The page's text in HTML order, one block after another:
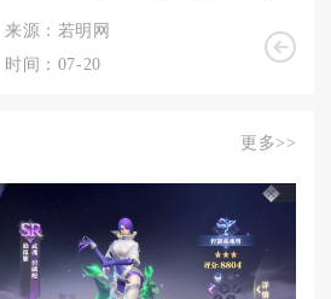
来源：若明网
时间：07-20
更多>>